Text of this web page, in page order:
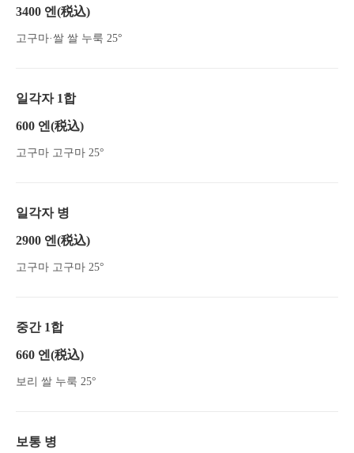
3400 엔 (税込)
고구마·쌀 쌀 누룩 25°
일각자 1합
600 엔 (税込)
고구마 고구마 25°
일각자 병
2900 엔 (税込)
고구마 고구마 25°
중간 1합
660 엔 (税込)
보리 쌀 누룩 25°
보통 병
長野県松本市中央１-1-11 ホテルニューステーション1階